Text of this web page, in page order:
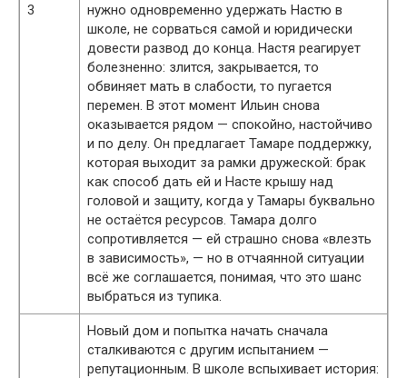
3
нужно одновременно удержать Настю в
школе, не сорваться самой и юридически
довести развод до конца. Настя реагирует
болезненно: злится, закрывается, то
обвиняет мать в слабости, то пугается
перемен. В этот момент Ильин снова
оказывается рядом — спокойно, настойчиво
и по делу. Он предлагает Тамаре поддержку,
которая выходит за рамки дружеской: брак
как способ дать ей и Насте крышу над
головой и защиту, когда у Тамары буквально
не остаётся ресурсов. Тамара долго
сопротивляется — ей страшно снова «влезть
в зависимость», — но в отчаянной ситуации
всё же соглашается, понимая, что это шанс
выбраться из тупика.
Новый дом и попытка начать сначала
сталкиваются с другим испытанием —
репутационным. В школе вспыхивает история: